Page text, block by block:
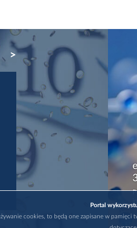
NEXT
Portal
cookies, to będą one zapisane w